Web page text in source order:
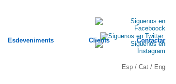
Esdeveniments Clients Contactar
Esp / Cat / Eng